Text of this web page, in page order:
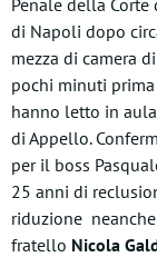
Penale della Corte
di Napoli dopo
mezza di camera
pochi minuti
hanno letto in
di Appello.
per il boss
25 anni di
riduzione
fratello Nicola